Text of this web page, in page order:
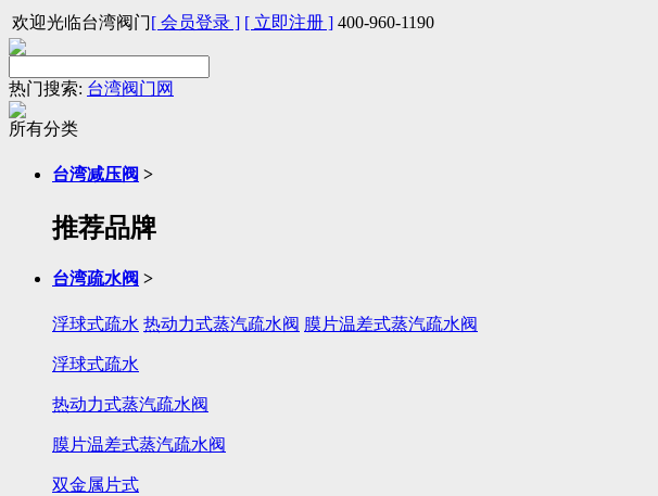
欢迎光临台湾阀门[ 会员登录 ] [ 立即注册 ] 400-960-1190
热门搜索: 台湾阀门网
所有分类
台湾减压阀 >
推荐品牌
台湾疏水阀 >
浮球式疏水 热动力式蒸汽疏水阀 膜片温差式蒸汽疏水阀
浮球式疏水
热动力式蒸汽疏水阀
膜片温差式蒸汽疏水阀
双金属片式